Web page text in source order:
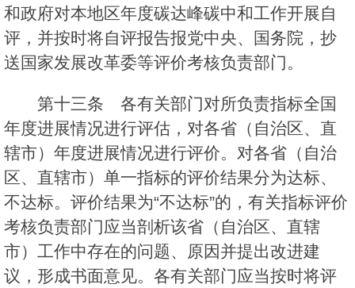
和政府对本地区年度碳达峰碳中和工作开展自
评，并按时将自评报告报党中央、国务院，抄
送国家发展改革委等评价考核负责部门。
第十三条 各有关部门对所负责指标全国
年度进展情况进行评估，对各省（自治区、直
辖市）年度进展情况进行评价。对各省（自治
区、直辖市）单一指标的评价结果分为达标、
不达标。评价结果为“不达标”的，有关指标评价
考核负责部门应当剖析该省（自治区、直辖
市）工作中存在的问题、原因并提出改进建
议，形成书面意见。各有关部门应当按时将评